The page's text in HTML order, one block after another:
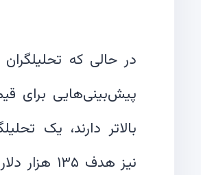
در حالی که
پیش‌بینی‌هایی برای
بالاتر دارند، یک
نیز هدف ۱۳۵